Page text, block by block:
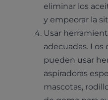
eliminar los
y empeorar la
Usar
adecuadas.
pueden usar
aspiradoras
mascotas,